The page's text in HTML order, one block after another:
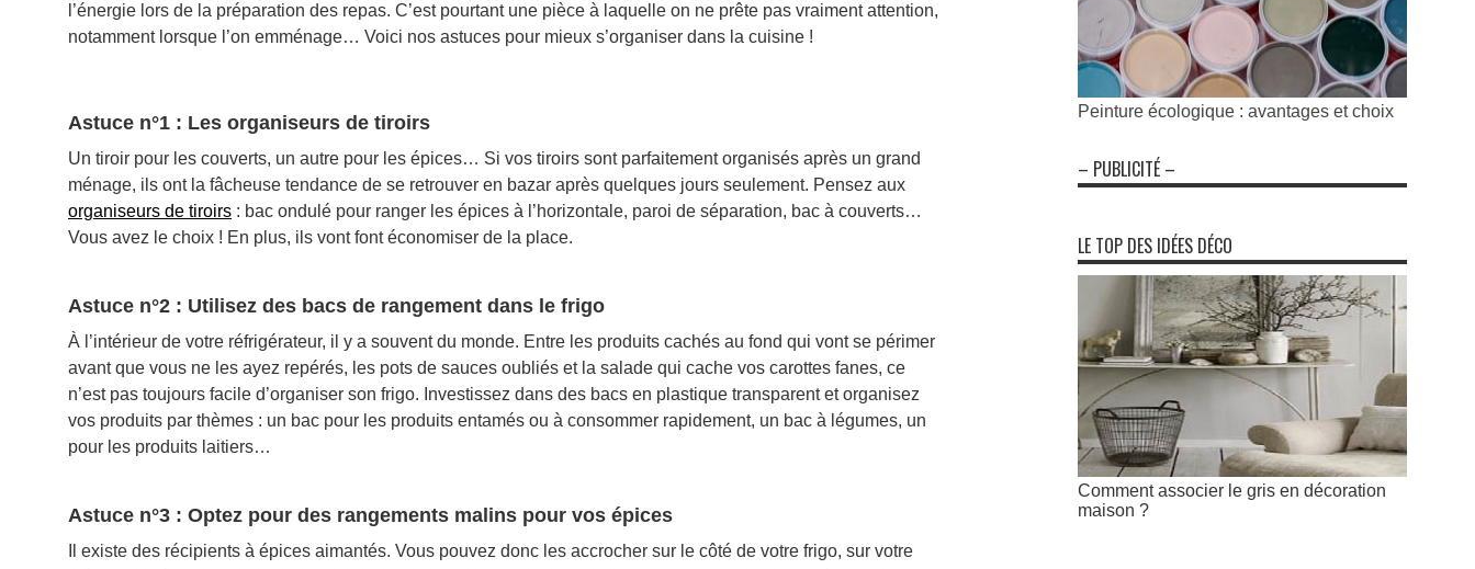
l’énergie lors de la préparation des repas. C’est pourtant une pièce à laquelle on ne prête pas vraiment attention,
notamment lorsque l’on emménage… Voici nos astuces pour mieux s’organiser dans la cuisine !
Astuce n°1 : Les organiseurs de tiroirs
Un tiroir pour les couverts, un autre pour les épices… Si vos tiroirs sont parfaitement organisés après un grand
ménage, ils ont la fâcheuse tendance de se retrouver en bazar après quelques jours seulement. Pensez aux
organiseurs de tiroirs : bac ondulé pour ranger les épices à l’horizontale, paroi de séparation, bac à couverts…
Vous avez le choix ! En plus, ils vont font économiser de la place.
Astuce n°2 : Utilisez des bacs de rangement dans le frigo
À l’intérieur de votre réfrigérateur, il y a souvent du monde. Entre les produits cachés au fond qui vont se périmer
avant que vous ne les ayez repérés, les pots de sauces oubliés et la salade qui cache vos carottes fanes, ce
n’est pas toujours facile d’organiser son frigo. Investissez dans des bacs en plastique transparent et organisez
vos produits par thèmes : un bac pour les produits entamés ou à consommer rapidement, un bac à légumes, un
pour les produits laitiers…
Astuce n°3 : Optez pour des rangements malins pour vos épices
Il existe des récipients à épices aimantés. Vous pouvez donc les accrocher sur le côté de votre frigo, sur votre
Peinture écologique : avantages et choix
– PUBLICITÉ –
LE TOP DES IDÉES DÉCO
Comment associer le gris en décoration
maison ?